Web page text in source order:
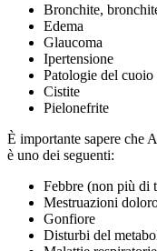
Bronchite,
Edema
Glaucoma
Ipertensione
Patologie del cuoio
Cistite
Pielonefrite
È importante sapere che
è uno dei seguenti:
Febbre (non più di
Mestruazioni
Gonfiore
Disturbi del